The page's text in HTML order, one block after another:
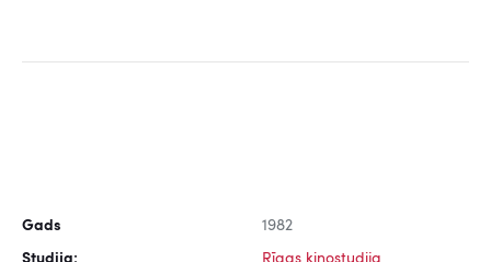
Gads 1982
Studija: Rīgas kinostudija